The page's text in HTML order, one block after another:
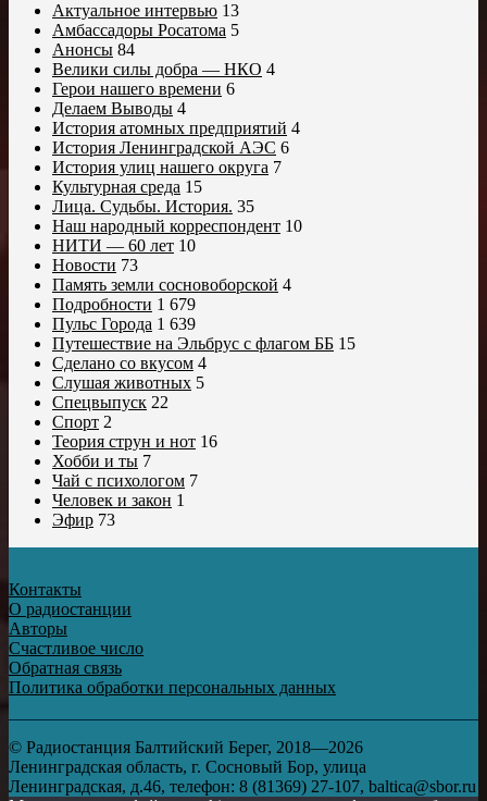
Актуальное интервью 13
Амбассадоры Росатома 5
Анонсы 84
Велики силы добра — НКО 4
Герои нашего времени 6
Делаем Выводы 4
История атомных предприятий 4
История Ленинградской АЭС 6
История улиц нашего округа 7
Культурная среда 15
Лица. Судьбы. История. 35
Наш народный корреспондент 10
НИТИ — 60 лет 10
Новости 73
Память земли сосновоборской 4
Подробности 1 679
Пульс Города 1 639
Путешествие на Эльбрус с флагом ББ 15
Сделано со вкусом 4
Слушая животных 5
Спецвыпуск 22
Спорт 2
Теория струн и нот 16
Хобби и ты 7
Чай с психологом 7
Человек и закон 1
Эфир 73
Контакты
О радиостанции
Авторы
Счастливое число
Обратная связь
Политика обработки персональных данных
© Радиостанция Балтийский Берег, 2018—2026
Ленинградская область, г. Сосновый Бор, улица
Ленинградская, д.46, телефон: 8 (81369) 27-107, baltica@sbor.ru